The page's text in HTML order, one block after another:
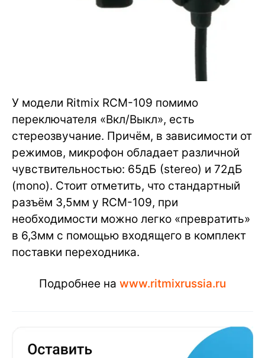
У модели Ritmix RCM-109 помимо
переключателя «Вкл/Выкл», есть
стереозвучание. Причём, в зависимости от
режимов, микрофон обладает различной
чувствительностью: 65дБ (stereo) и 72дБ
(mono). Стоит отметить, что стандартный
разъём 3,5мм у RCM-109, при
необходимости можно легко «превратить»
в 6,3мм с помощью входящего в комплект
поставки переходника.
Подробнее на www.ritmixrussia.ru